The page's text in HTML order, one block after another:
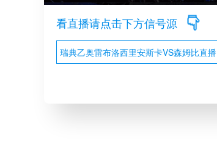
看直播请点击下方信号源
瑞典乙奥雷布洛西里安斯卡VS森姆比直播